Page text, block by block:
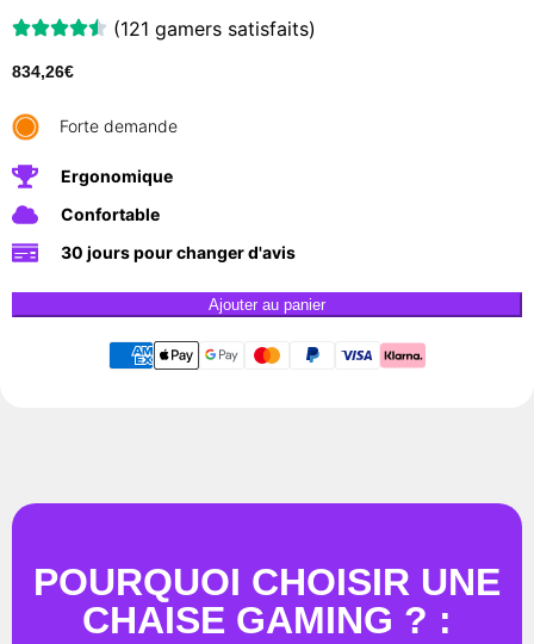
(121 gamers satisfaits)
834,26€
Forte demande
Ergonomique
Confortable
30 jours pour changer d'avis
Ajouter au panier
POURQUOI CHOISIR UNE
CHAISE GAMING ? :